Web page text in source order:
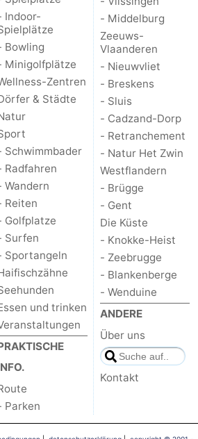
Indoor-
Bowling
Minigolfplätze
Zentren
& Städte
Schwimmbader
Radfahren
Wandern
Reiten
Golfplatze
Surfen
Sportangeln
und trinken
Parken
- Middelburg
Zeeuws-
Vlaanderen
- Nieuwvliet
- Breskens
- Sluis
- Cadzand-Dorp
- Retranchement
- Natur Het Zwin
Westflandern
- Brügge
- Gent
Die Küste
- Knokke-Heist
- Zeebrugge
- Blankenberge
- Wenduine
ANDERE
Über uns
Kontakt